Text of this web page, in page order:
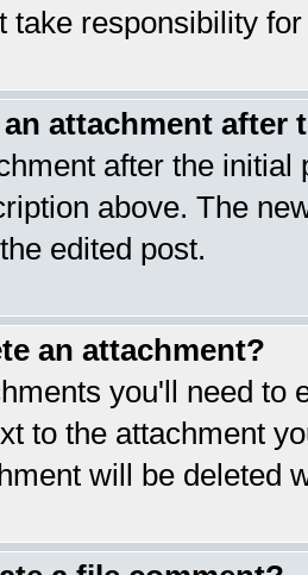
take responsibility
attachment after
after the
above. The
edited post.
an attachment?
you'll need
to the attachment
will be deleted